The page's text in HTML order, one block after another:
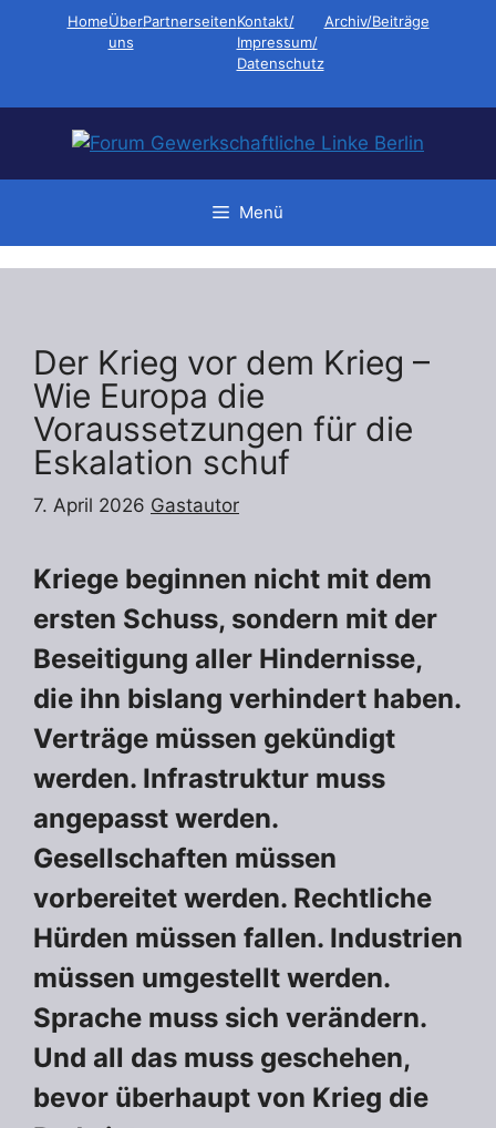
HomeÜber
uns
PartnerseitenKontakt/
Impressum/
Datenschutz
Archiv/Beiträge
Menü
Der Krieg vor dem Krieg –
Wie Europa die
Voraussetzungen für die
Eskalation schuf
7. April 2026 Gastautor
Kriege beginnen nicht mit dem
ersten Schuss, sondern mit der
Beseitigung aller Hindernisse,
die ihn bislang verhindert haben.
Verträge müssen gekündigt
werden. Infrastruktur muss
angepasst werden.
Gesellschaften müssen
vorbereitet werden. Rechtliche
Hürden müssen fallen. Industrien
müssen umgestellt werden.
Sprache muss sich verändern.
Und all das muss geschehen,
bevor überhaupt von Krieg die